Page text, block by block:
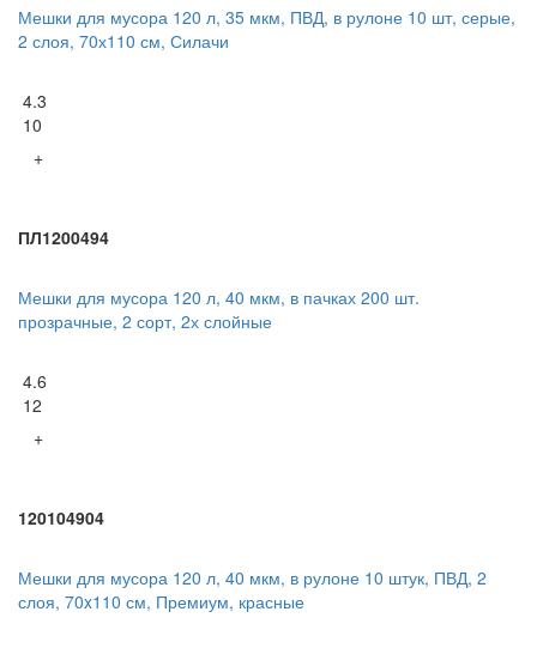
Мешки для мусора 120 л, 35 мкм, ПВД, в рулоне 10 шт, серые,
2 слоя, 70х110 см, Силачи
4.3
10
+
ПЛ1200494
Мешки для мусора 120 л, 40 мкм, в пачках 200 шт.
прозрачные, 2 сорт, 2х слойные
4.6
12
+
120104904
Мешки для мусора 120 л, 40 мкм, в рулоне 10 штук, ПВД, 2
слоя, 70x110 см, Премиум, красные